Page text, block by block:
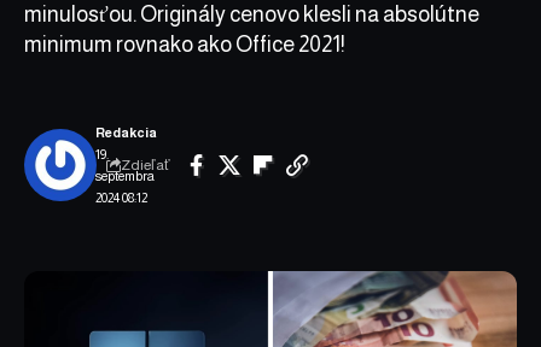
minulosťou. Originály cenovo klesli na absolútne
minimum rovnako ako Office 2021!
19.
septembra
2024 08:12
Redakcia
Zdieľať